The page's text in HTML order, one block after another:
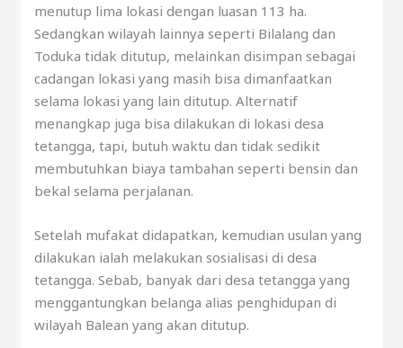
menutup lima lokasi dengan luasan 113 ha.
Sedangkan wilayah lainnya seperti Bilalang dan
Toduka tidak ditutup, melainkan disimpan sebagai
cadangan lokasi yang masih bisa dimanfaatkan
selama lokasi yang lain ditutup. Alternatif
menangkap juga bisa dilakukan di lokasi desa
tetangga, tapi, butuh waktu dan tidak sedikit
membutuhkan biaya tambahan seperti bensin dan
bekal selama perjalanan.
Setelah mufakat didapatkan, kemudian usulan yang
dilakukan ialah melakukan sosialisasi di desa
tetangga. Sebab, banyak dari desa tetangga yang
menggantungkan belanga alias penghidupan di
wilayah Balean yang akan ditutup.